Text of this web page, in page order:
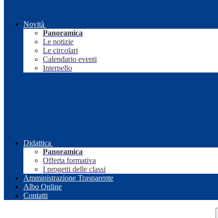
Novità
Panoramica
Le notizie
Le circolari
Calendario eventi
Interpello
Didattica
Panoramica
Offerta formativa
I progetti delle classi
Amministrazione Trasparente
Albo Online
Contatti